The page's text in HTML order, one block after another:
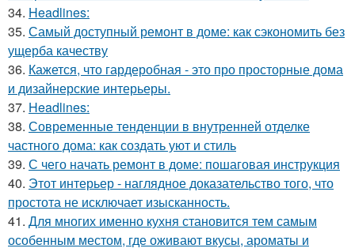
34. Headlines:
35. Самый доступный ремонт в доме: как сэкономить без
ущерба качеству
36. Кажется, что гардеробная - это про просторные дома
и дизайнерские интерьеры.
37. Headlines:
38. Современные тенденции в внутренней отделке
частного дома: как создать уют и стиль
39. С чего начать ремонт в доме: пошаговая инструкция
40. Этот интерьер - наглядное доказательство того, что
простота не исключает изысканность.
41. Для многих именно кухня становится тем самым
особенным местом, где оживают вкусы, ароматы и